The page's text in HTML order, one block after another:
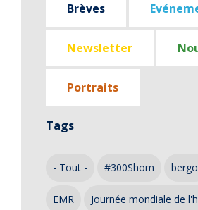
Brèves
Newsletter
Portraits
Tags
- Tout - #300Shom
EMR Journée mondiale de